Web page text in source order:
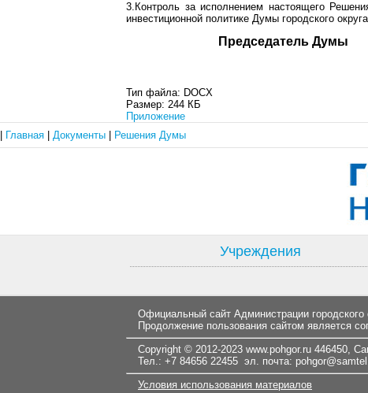
3.Контроль за исполнением настоящего
инвестиционной политике Думы городского
Тип файла: DOCX
Размер: 244 КБ
Приложение
Главная Документы Решения Думы
Учреждения
Официальный сайт Администрации
Продолжение пользования сайтом является
Copyright © 2012-2023 www.pohgor.ru 446450,
Тел.: +7 84656 22455 эл. почта:
Условия использования материалов